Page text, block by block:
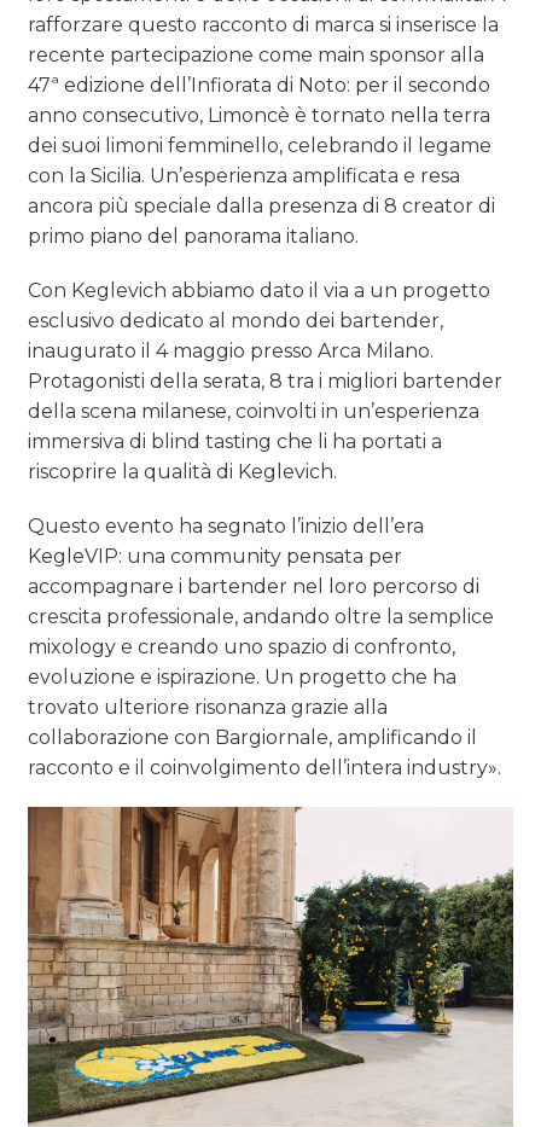
rafforzare questo racconto di marca si inserisce la
recente partecipazione come main sponsor alla
47ª edizione dell’Infiorata di Noto: per il secondo
anno consecutivo, Limoncè è tornato nella terra
dei suoi limoni femminello, celebrando il legame
con la Sicilia. Un’esperienza amplificata e resa
ancora più speciale dalla presenza di 8 creator di
primo piano del panorama italiano.
Con Keglevich abbiamo dato il via a un progetto
esclusivo dedicato al mondo dei bartender,
inaugurato il 4 maggio presso Arca Milano.
Protagonisti della serata, 8 tra i migliori bartender
della scena milanese, coinvolti in un’esperienza
immersiva di blind tasting che li ha portati a
riscoprire la qualità di Keglevich.
Questo evento ha segnato l’inizio dell’era
KegleVIP: una community pensata per
accompagnare i bartender nel loro percorso di
crescita professionale, andando oltre la semplice
mixology e creando uno spazio di confronto,
evoluzione e ispirazione. Un progetto che ha
trovato ulteriore risonanza grazie alla
collaborazione con Bargiornale, amplificando il
racconto e il coinvolgimento dell’intera industry».